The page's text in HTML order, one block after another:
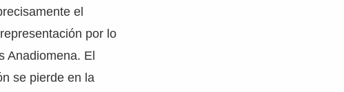
el
por lo
Anadiomena. El
se pierde en la